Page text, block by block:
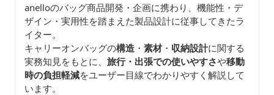
anelloのバッグ商品開発・企画に携わり、機能性・デ
ザイン・実用性を踏まえた製品設計に従事してきたラ
イター。
キャリーオンバッグの構造 ・ 素材・ 収納設計に関する
実務知見をもとに、 旅行・出張での使いやすさや移動
時の負担軽減をユーザー目線でわかりやすく解説して
います。